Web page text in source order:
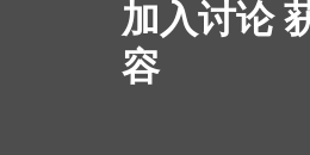
加入讨论
容